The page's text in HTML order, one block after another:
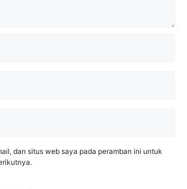
dan situs web saya pada peramban ini untuk